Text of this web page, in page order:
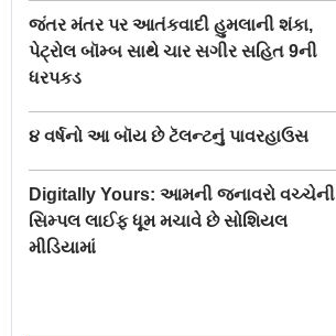
જંતર મંતર પર આતંકવાદી હુમલાની શંકા,
પેટ્રોલ બૉમ્બ સાથે ચાર સગીર સહિત 9ની
ધરપકડ
૪ વર્ષનો આ બૉય છે ટૅલન્ટનું પાવરહાઉસ
Digitally Yours: આમની જનાવરો વચ્ચેની
સિમ્પલ લાઈફ ધૂમ મચાવે છે સોશિયલ
મીડિયામાં